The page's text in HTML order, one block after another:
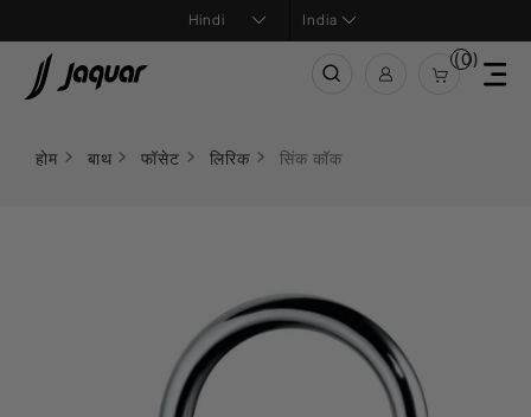
India
(0)
होम बाथ फॉसेट लिरिक सिंक कॉक